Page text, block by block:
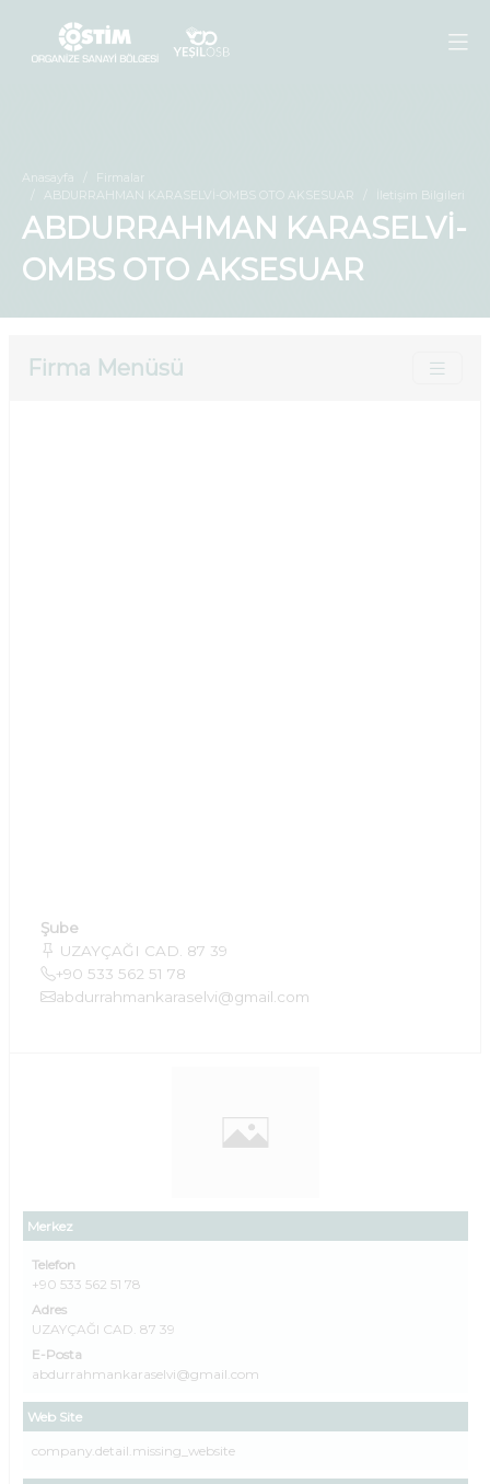
Anasayfa
Firmalar
ABDURRAHMAN KARASELVİ-OMBS OTO AKSESUAR
İletişim Bilgileri
ABDURRAHMAN KARASELVİ-
OMBS OTO AKSESUAR
Firma Menüsü
Merkez
Telefon
+90 533 562 51 78
Adres
UZAYÇAĞI CAD. 87 39
E-Posta
abdurrahmankaraselvi@gmail.com
Web Site
company.detail.missing_website
Şube
UZAYÇAĞI CAD. 87 39
+90 533 562 51 78
abdurrahmankaraselvi@gmail.com